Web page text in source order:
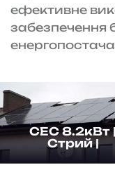
ефективне
забезпечення
СЕС 8.2кВт
Стрий |